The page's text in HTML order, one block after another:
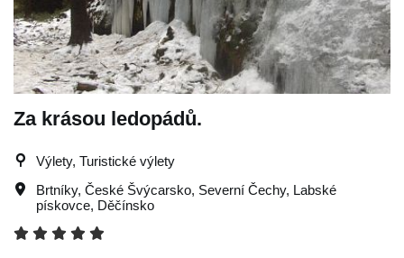
Za krásou ledopádů.
Výlety, Turistické výlety
Brtníky, České Švýcarsko, Severní Čechy, Labské
pískovce, Děčínsko